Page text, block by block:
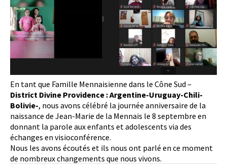
En tant que Famille Mennaisienne dans le Cône Sud –
District Divine Providence : Argentine-Uruguay-Chili-
Bolivie-, nous avons célébré la journée anniversaire de la
naissance de Jean-Marie de la Mennais le 8 septembre en
donnant la parole aux enfants et adolescents via des
échanges en visioconférence.
Nous les avons écoutés et ils nous ont parlé en ce moment
de nombreux changements que nous vivons.